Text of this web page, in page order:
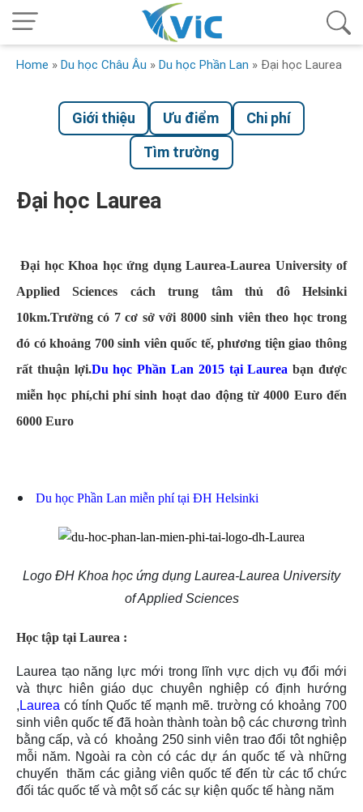
Home » Du học Châu Âu » Du học Phần Lan » Đại học Laurea
Giới thiệu Ưu điểm
Chi phí
Tìm trường
Đại học Laurea
Đại học Khoa học ứng dụng Laurea-Laurea University of
Applied Sciences cách trung tâm thủ đô Helsinki
10km.Trường có 7 cơ sở với 8000 sinh viên theo học trong
đó có khoảng 700 sinh viên quốc tế, phương tiện giao thông
rất thuận lợi.Du học Phần Lan 2015 tại Laurea bạn được
miễn học phí,chi phí sinh hoạt dao động từ 4000 Euro đến
6000 Euro
Du học Phần Lan miễn phí tại ĐH Helsinki
Logo ĐH Khoa học ứng dụng Laurea-Laurea University
of Applied Sciences
Học tập tại Laurea :
Laurea tạo năng lực mới trong lĩnh vực dịch vụ đổi mới
và thực hiên giáo dục chuyên nghiệp có định hướng
, Laurea có tính Quốc tế mạnh mẽ. trường có khoảng 700
sinh viên quốc tế đã hoàn thành toàn bộ các chương trình
bằng cấp, và có khoảng 250 sinh viên trao đổi tôt nghiệp
mỗi năm. Ngoài ra còn có các dự án quốc tế và những
chuyến thăm các giảng viên quốc tế đến từ các tổ chức
đối tác quốc tế và một số các sự kiện quốc tế hàng năm